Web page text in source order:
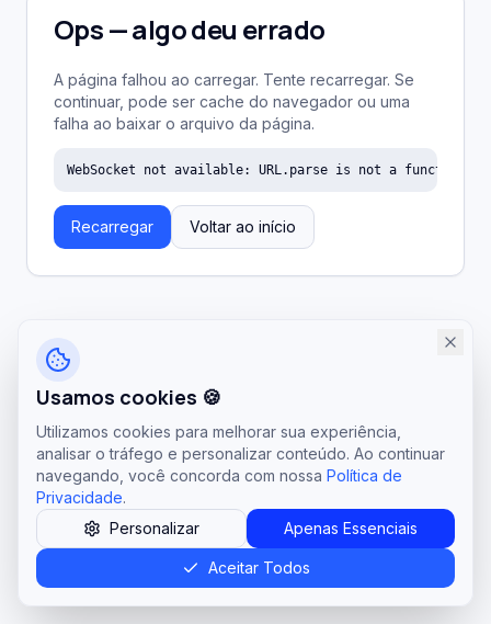
Ops — algo deu errado
A página falhou ao carregar. Tente recarregar. Se
continuar, pode ser cache do navegador ou uma
falha ao baixar o arquivo da página.
WebSocket not available: URL.parse is not a function
Recarregar Voltar ao início
Usamos cookies 🍪
Utilizamos cookies para melhorar sua experiência,
analisar o tráfego e personalizar conteúdo. Ao continuar
navegando, você concorda com nossa Política de
Privacidade.
Personalizar
Apenas Essenciais
Aceitar Todos